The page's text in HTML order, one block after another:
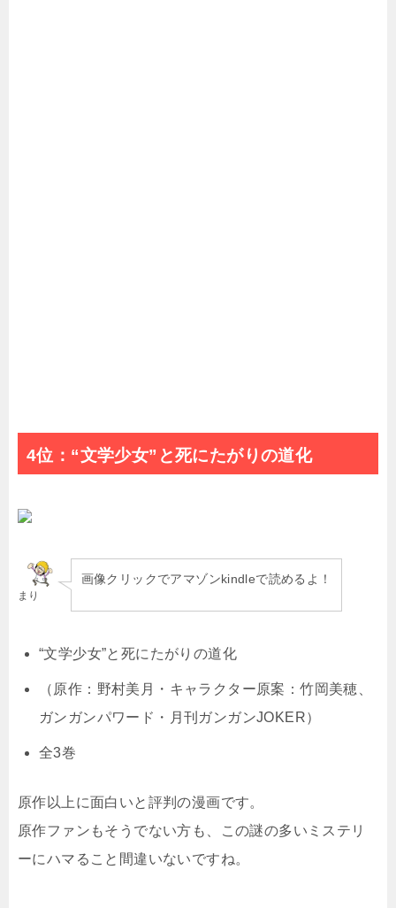
4位：“文学少女”と死にたがりの道化
まり
画像クリックでアマゾンkindleで読めるよ！
“文学少女”と死にたがりの道化
（原作：野村美月・キャラクター原案：竹岡美穂、
ガンガンパワード・月刊ガンガンJOKER）
全3巻
原作以上に面白いと評判の漫画です。
原作ファンもそうでない方も、この謎の多いミステリ
ーにハマること間違いないですね。